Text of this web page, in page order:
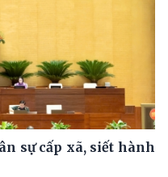
sự cấp xã, siết hành